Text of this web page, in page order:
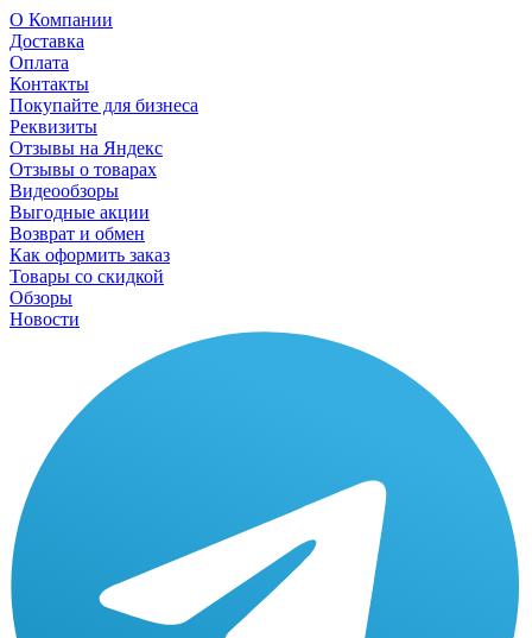
О Компании
Доставка
Оплата
Контакты
Покупайте для бизнеса
Реквизиты
Отзывы на Яндекс
Отзывы о товарах
Видеообзоры
Выгодные акции
Возврат и обмен
Как оформить заказ
Товары со скидкой
Обзоры
Новости